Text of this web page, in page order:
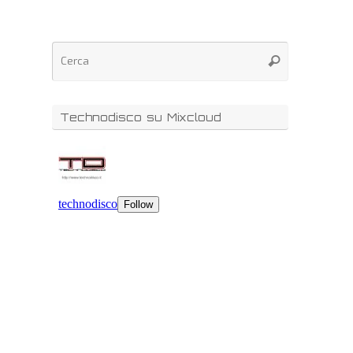
Technodisco su Mixcloud